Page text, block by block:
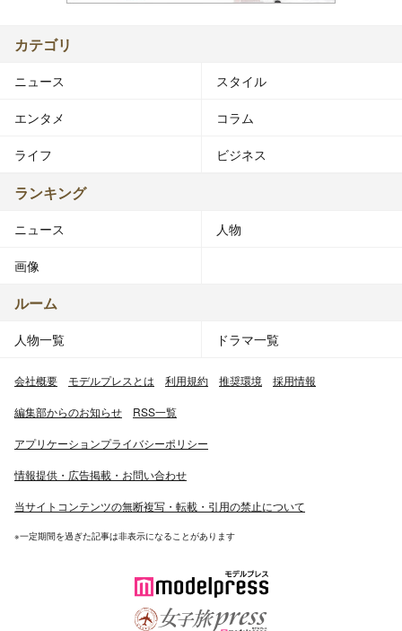
カテゴリ
ニュース スタイル
エンタメ コラム
ライフ ビジネス
ランキング
ニュース 人物
画像
ルーム
人物一覧 ドラマ一覧
会社概要 モデルプレスとは 利用規約 推奨環境 採用情報
編集部からのお知らせ RSS一覧
アプリケーションプライバシーポリシー
情報提供・広告掲載・お問い合わせ
当サイトコンテンツの無断複写・転載・引用の禁止について
※一定期間を過ぎた記事は非表示になることがあります